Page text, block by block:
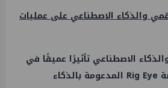
والذكاء الاصطناعي على عمليات
الاصطناعي تأثيرًا عميقًا في
عملياتنا، خاصة عبر منصة Rig Eye المدعومة بالذكاء